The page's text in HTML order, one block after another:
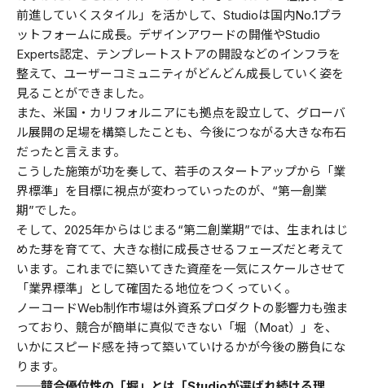
前進していくスタイル」を活かして、Studioは国内No.1プラ
ットフォームに成長。デザインアワードの開催やStudio
Experts認定、テンプレートストアの開設などのインフラを
整えて、ユーザーコミュニティがどんどん成長していく姿を
見ることができました。
また、米国・カリフォルニアにも拠点を設立して、グローバ
ル展開の足場を構築したことも、今後につながる大きな布石
だったと言えます。
こうした施策が功を奏して、若手のスタートアップから「業
界標準」を目標に視点が変わっていったのが、“第一創業
期”でした。
そして、2025年からはじまる“第二創業期”では、生まれはじ
めた芽を育てて、大きな樹に成長させるフェーズだと考えて
います。これまでに築いてきた資産を一気にスケールさせて
「業界標準」として確固たる地位をつくっていく。
ノーコードWeb制作市場は外資系プロダクトの影響力も強ま
っており、競合が簡単に真似できない「堀（Moat）」を、
いかにスピード感を持って築いていけるかが今後の勝負にな
ります。